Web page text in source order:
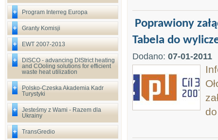
Program Interreg Europa
Granty Komisji
EWT 2007-2013
DISCO - advancing DIStrict heating
and COoling solutions for efficient
waste heat utilization
Polsko-Czeska Akademia Kadr
Turystyki
Jesteśmy z Wami - Razem dla
Ukrainy
TransGredio
Poprawiony
Tabela do
Dodano: 07-01-2011